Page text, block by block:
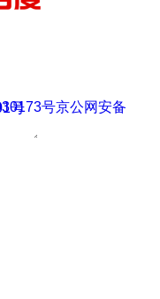
号
号